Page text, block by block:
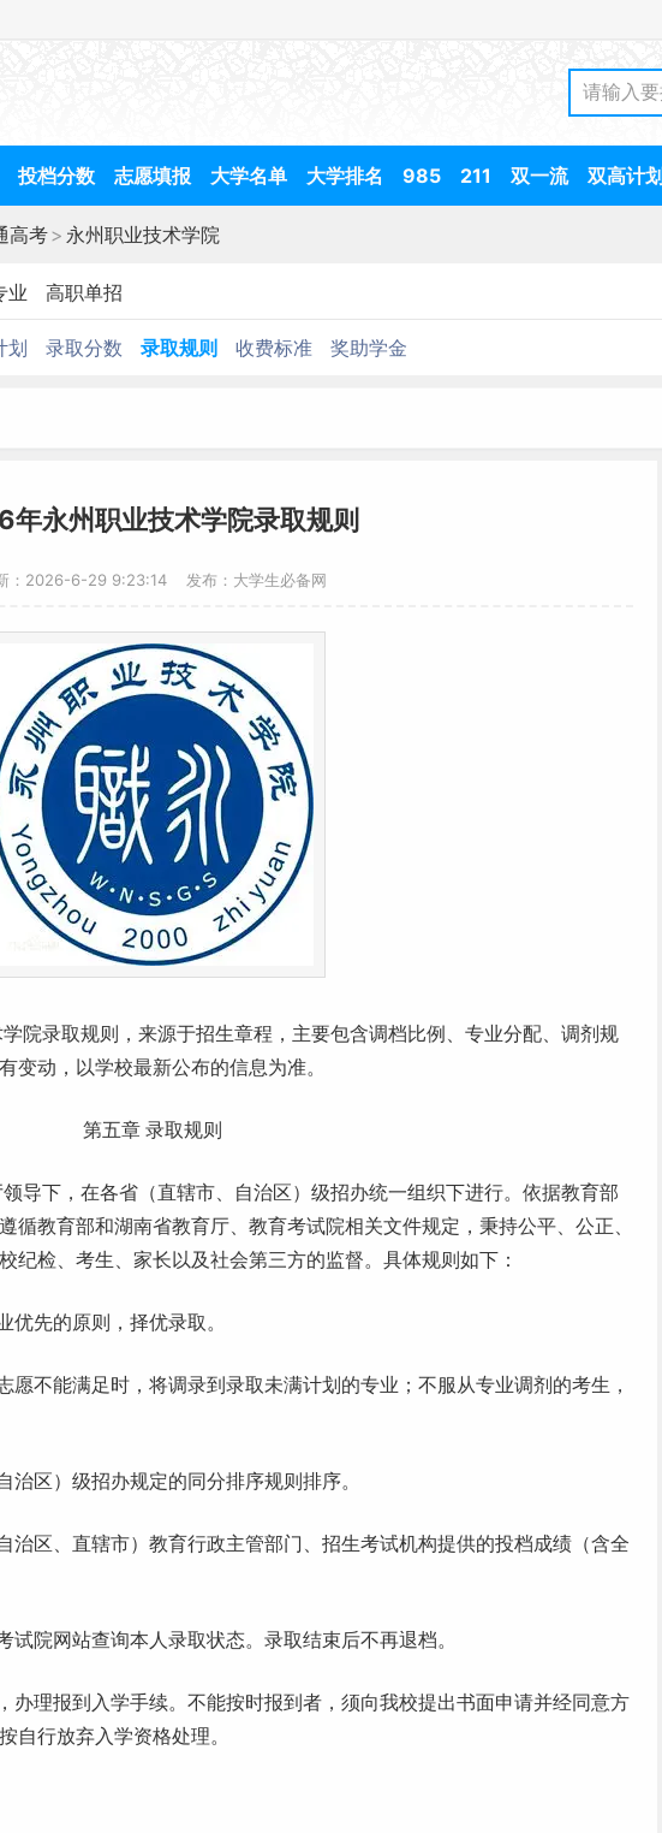
投档分数 志愿填报 大学名单 大学排名 985 211 双一流 双高计划
高考> 永州职业技术学院
业 高职单招
划 录取分数 录取规则 收费标准 奖助学金
年永州职业技术学院录取规则
：2026-6-29 9:23:14 发布：大学生必备网
院录取规则，来源于招生章程，主要包含调档比例、专业分配、调剂规
变动，以学校最新公布的信息为准。
第五章 录取规则
导下，在各省（直辖市、自治区）级招办统一组织下进行。依据教育部
循教育部和湖南省教育厅、教育考试院相关文件规定，秉持公平、公正、
纪检、考生、家长以及社会第三方的监督。具体规则如下：
优先的原则，择优录取。
愿不能满足时，将调录到录取未满计划的专业；不服从专业调剂的考生，
区）级招办规定的同分排序规则排序。
治区、直辖市）教育行政主管部门、招生考试机构提供的投档成绩（含全
院网站查询本人录取状态。录取结束后不再退档。
办理报到入学手续。不能按时报到者，须向我校提出书面申请并经同意方
自行放弃入学资格处理。